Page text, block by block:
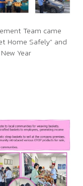
Team came
Home Safely” and
Year